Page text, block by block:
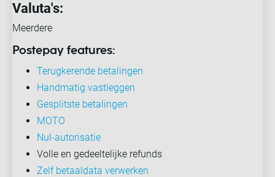
Valuta's:
Meerdere
Postepay features:
Terugkerende betalingen
Handmatig vastleggen
Gesplitste betalingen
MOTO
Nul-autorisatie
Volle en gedeeltelijke refunds
Zelf betaaldata verwerken